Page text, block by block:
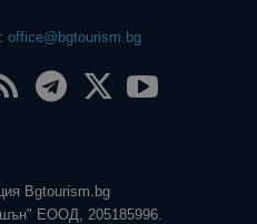
office@bgtourism.bg
Bgtourism.bg
ЕООД, 205185996.